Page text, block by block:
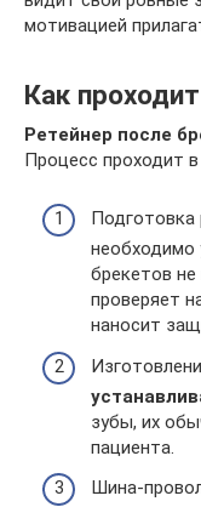
мотивацией
Как
Ретейнер после
Процесс проходит
необходимо
брекетов
проверяет
наносит
зубы, их
пациента.
Шина-